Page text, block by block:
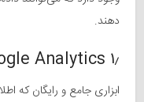
دهند.
۱٫ Google Analytics (گوگل آنالیتیکس)
ابزاری جامع و رایگان که